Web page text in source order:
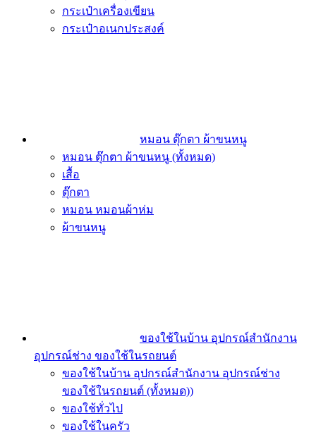
กระเป๋าเครื่องเขียน
กระเป๋าอเนกประสงค์
หมอน ตุ๊กตา ผ้าขนหนู
หมอน ตุ๊กตา ผ้าขนหนู (ทั้งหมด)
เสื้อ
ตุ๊กตา
หมอน หมอนผ้าห่ม
ผ้าขนหนู
ของใช้ในบ้าน อุปกรณ์สำนักงาน
อุปกรณ์ช่าง ของใช้ในรถยนต์
ของใช้ในบ้าน อุปกรณ์สำนักงาน อุปกรณ์ช่าง
ของใช้ในรถยนต์ (ทั้งหมด))
ของใช้ทั่วไป
ของใช้ในครัว